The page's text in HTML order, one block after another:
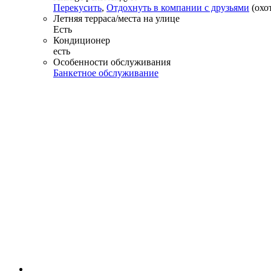
Перекусить, Отдохнуть в компании с друзьями
Летняя терраса/места на улице
Есть
Кондиционер
есть
Особенности обслуживания
Банкетное обслуживание